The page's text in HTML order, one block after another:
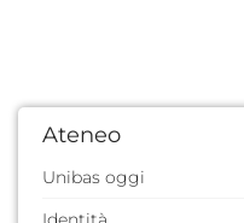
Ateneo
Unibas oggi